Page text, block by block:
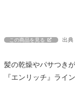
この商品を見る 出典
髪の乾燥やパサつき
『エンリッチ』ライ